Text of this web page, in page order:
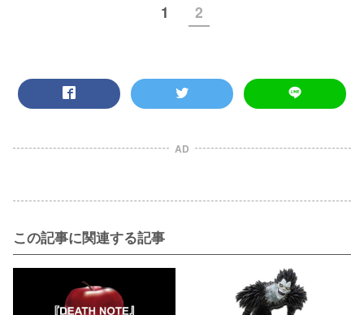
1 2
AD
この記事に関連する記事